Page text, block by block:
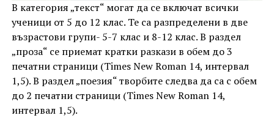
В категория „текст“ могат да се включат всички
ученици от 5 до 12 клас. Те са разпределени в две
възрастови групи- 5-7 клас и 8-12 клас. В раздел
„проза“ се приемат кратки разкази в обем до 3
печатни страници (Times New Roman 14, интервал
1,5). В раздел „поезия“ творбите следва да са с обем
до 2 печатни страници (Times New Roman 14,
интервал 1,5).